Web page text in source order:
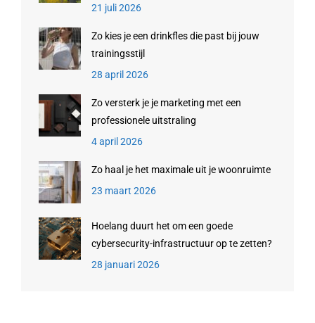
21 juli 2026
Zo kies je een drinkfles die past bij jouw
trainingsstijl
28 april 2026
Zo versterk je je marketing met een
professionele uitstraling
4 april 2026
Zo haal je het maximale uit je woonruimte
23 maart 2026
Hoelang duurt het om een goede
cybersecurity-infrastructuur op te zetten?
28 januari 2026